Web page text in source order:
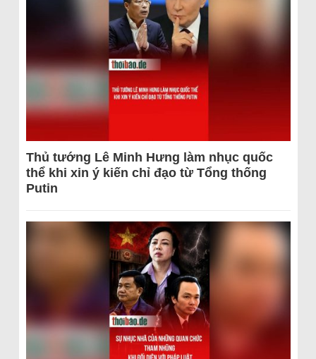
Thủ tướng Lê Minh Hưng làm nhục quốc
thể khi xin ý kiến chỉ đạo từ Tổng thống
Putin